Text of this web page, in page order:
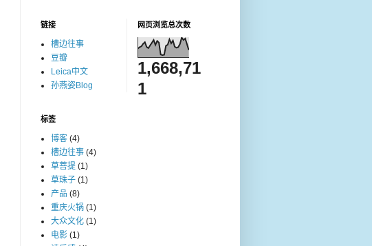
链接
槽边往事
豆瓣
Leica中文
孙燕姿Blog
网页浏览总次数
1,668,71
1
标签
博客 (4)
槽边往事 (4)
草菩提 (1)
草珠子 (1)
产品 (8)
重庆火锅 (1)
大众文化 (1)
电影 (1)